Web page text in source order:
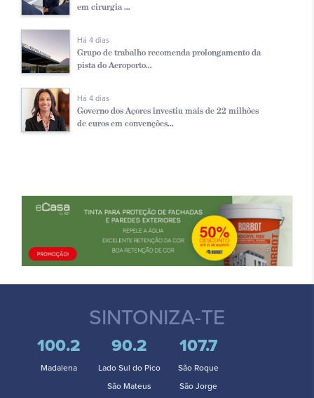
em cirurgia ...
Há 4 dias
Grupo de trabalho recomenda prolongamento da
pista do Aeroporto...
Há 4 dias
Governo dos Açores investiu mais de 22 milhões
de euros em convenções...
SINTONIZA-TE
100.2
Madalena
90.2
Lado Sul do Pico
São Mateus
107.7
São Roque
São Jorge